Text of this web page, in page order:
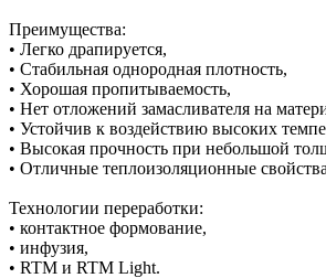
Преимущества:
• Легко драпируется,
• Стабильная однородная плотность,
• Хорошая пропитываемость,
• Нет отложений замасливателя на
• Устойчив к воздействию высоких
• Высокая прочность при небольшой
• Отличные теплоизоляционные
Технологии переработки:
• контактное формование,
• инфузия,
• RTM и RTM Light.